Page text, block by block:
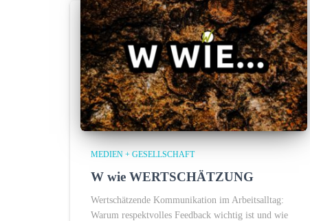
MEDIEN + GESELLSCHAFT
W wie WERTSCHÄTZUNG
Wertschätzende Kommunikation im Arbeitsalltag:
Warum respektvolles Feedback wichtig ist und wie